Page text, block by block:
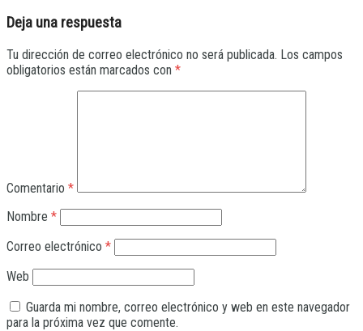
Deja una respuesta
Tu dirección de correo electrónico no será publicada. Los campos
obligatorios están marcados con *
Comentario *
Nombre *
Correo electrónico *
Web
Guarda mi nombre, correo electrónico y web en este navegador
para la próxima vez que comente.